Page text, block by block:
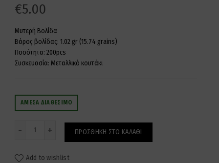
€5.00
Μυτερή Βολίδα
Βάρος βολίδας: 1.02 gr (15.74 grains)
Ποσότητα: 200pcs
Συσκευασία: Μεταλλικό κουτάκι
ΆΜΕΣΑ ΔΙΑΘΈΣΙΜΟ
ΠΡΟΣΘΉΚΗ ΣΤΟ ΚΑΛΆΘΙ
Add to wishlist